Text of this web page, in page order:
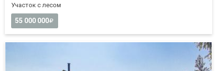
Участок с лесом
55 000 000